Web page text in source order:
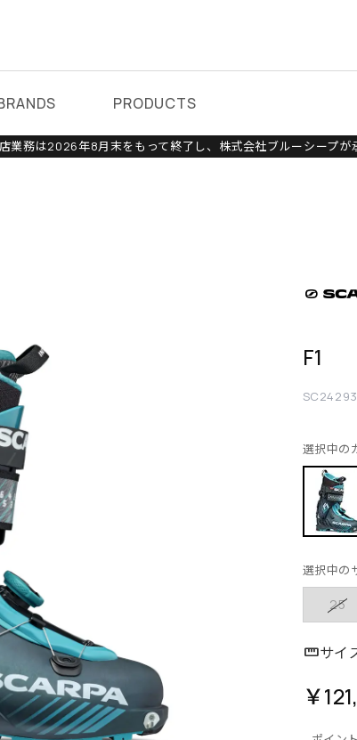
PRODUCTS
業務は2026年8月末をもって終了し、株式会社ブルーシープが
F1
選択中の
選択中の
25
サイ
￥